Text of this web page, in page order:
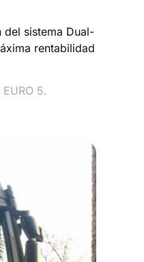
del sistema Dual-
rentabilidad
5.